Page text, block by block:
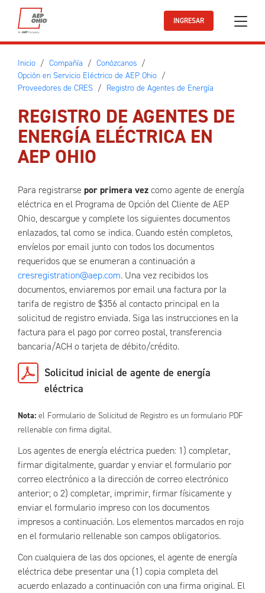
Ir al contenido principal
INGRESAR
Inicio Compañía
Conózcanos
Opción en Servicio Eléctrico de AEP Ohio
Proveedores de CRES
Registro de Agentes de Energía
REGISTRO DE AGENTES DE
ENERGÍA ELÉCTRICA EN
AEP OHIO
Para registrarse por primera vezcomo agente de energía
eléctrica en el Programa de Opción del Cliente de AEP
Ohio, descargue y complete los siguientes documentos
enlazados, tal como se indica. Cuando estén completos,
envíelos por email junto con todos los documentos
requeridos que se enumeran a continuación a
cresregistration@aep.com. Una vez recibidos los
documentos, enviaremos por email una factura por la
tarifa de registro de $356 al contacto principal en la
solicitud de registro enviada. Siga las instrucciones en la
factura para el pago por correo postal, transferencia
bancaria/ACH o tarjeta de débito/crédito.
Solicitud inicial de agente de energía
eléctrica
Nota: el Formulario de Solicitud de Registro es un formulario PDF
rellenable con firma digital.
Los agentes de energía eléctrica pueden: 1) completar,
firmar digitalmente, guardar y enviar el formulario por
correo electrónico a la dirección de correo electrónico
anterior; o 2) completar, imprimir, firmar físicamente y
enviar el formulario impreso con los documentos
impresos a continuación. Los elementos marcados en rojo
en el formulario rellenable son campos obligatorios.
Con cualquiera de las dos opciones, el agente de energía
eléctrica debe presentar una (1) copia completa del
acuerdo enlazado a continuación con una firma original. El